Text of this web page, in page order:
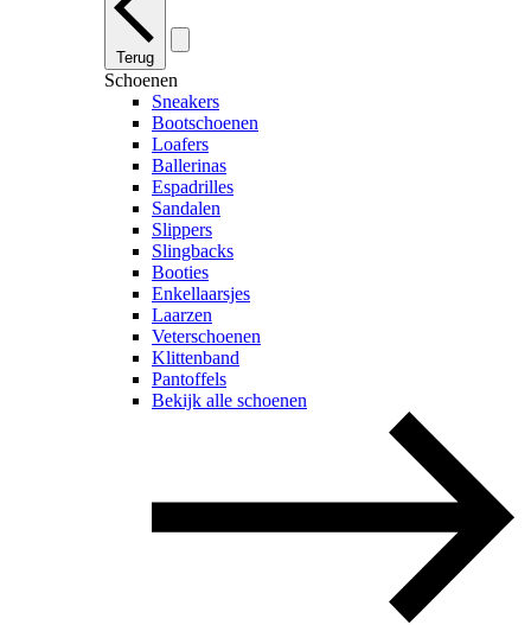
Terug
Schoenen
Sneakers
Bootschoenen
Loafers
Ballerinas
Espadrilles
Sandalen
Slippers
Slingbacks
Booties
Enkellaarsjes
Laarzen
Veterschoenen
Klittenband
Pantoffels
Bekijk alle schoenen